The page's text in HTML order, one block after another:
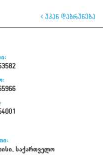
უკან დაბრუნება
საქართველო